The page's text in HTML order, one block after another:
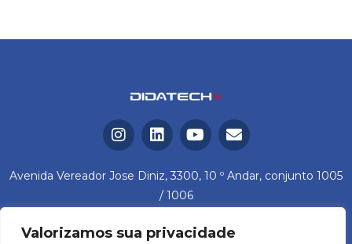
Valorizamos sua privacidade
Avenida Vereador Jose Diniz, 3300, 10 º Andar, conjunto 1005
/ 1006
Tel.: (11) 5574-7000 – (11) 98785-5025